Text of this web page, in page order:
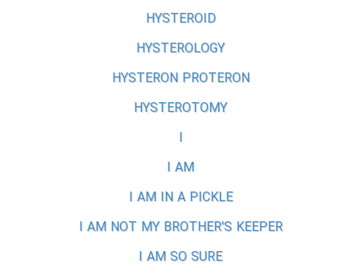
HYSTEROID
HYSTEROLOGY
HYSTERON PROTERON
HYSTEROTOMY
I
I AM
I AM IN A PICKLE
I AM NOT MY BROTHER'S KEEPER
I AM SO SURE